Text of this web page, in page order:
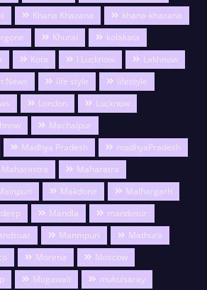
Khana Khazana
khana-khazana
Khurai
kolakata
Kota l Lucknow
Lakhnow
News life style
lifestyle
London
Lucknow
Machalpur
Madhya Pradesh
madhyaPradesh
Maharastra
Maharatra
Makdone
Malhargarh
Mandla
mandosur
Manmpuri
Mathura
Morena
Moscow
Mugawali
mukulsaray